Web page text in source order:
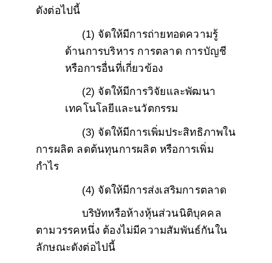
ดังต่อไปนี้
(1) จัดให้มีการถ่ายทอดความรู้
ด้านการบริหาร การตลาด การบัญชี
หรือการอื่นที่เกี่ยวข้อง
(2) จัดให้มีการวิจัยและพัฒนา
เทคโนโลยีและนวัตกรรม
(3) จัดให้มีการเพิ่มประสิทธิภาพใน
การผลิต ลดต้นทุนการผลิต หรือการเพิ่ม
กำไร
(4) จัดให้มีการส่งเสริมการตลาด
บริษัทหรือห้างหุ้นส่วนนิติบุคคล
ตามวรรคหนึ่ง ต้องไม่มีความสัมพันธ์กันใน
ลักษณะดังต่อไปนี้